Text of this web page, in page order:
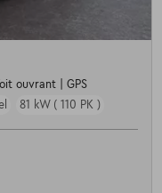
ouvrant | GPS
81 kW ( 110 PK )